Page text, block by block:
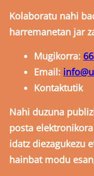
Kolaboratu nahi
harremanetan jar
Mugikorra:
Email:
Kontaktutik
Nahi duzuna
posta
idatz diezagukezu
hainbat modu